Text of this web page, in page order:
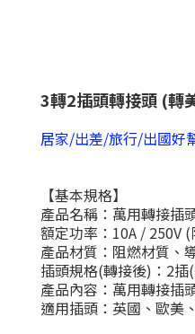
3轉2插頭轉接頭 (轉
居家/出差/旅行/出國好
【基本規格】
產品名稱：萬用轉接插
額定功率：10A / 250V
產品材質：阻燃材質、
插頭規格(轉接後)：2插
產品內容：萬用轉接插
適用插頭：英國、歐美